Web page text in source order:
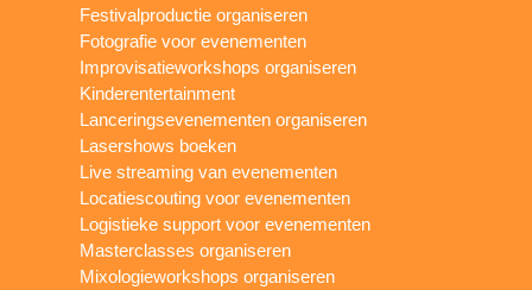
Festivalproductie organiseren
Fotografie voor evenementen
Improvisatieworkshops organiseren
Kinderentertainment
Lanceringsevenementen organiseren
Lasershows boeken
Live streaming van evenementen
Locatiescouting voor evenementen
Logistieke support voor evenementen
Masterclasses organiseren
Mixologieworkshops organiseren